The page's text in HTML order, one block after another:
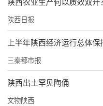
套电气牵引系统，包
变流器、辅助逆变器
应用，使8号线列车
驾驶，不仅智慧高效
高运行速度可达80公
60人，为市民的出行
陕西日报
上半年陕西经济运行总体
三秦都市报
陕西出土罕见陶俑
文物陕西